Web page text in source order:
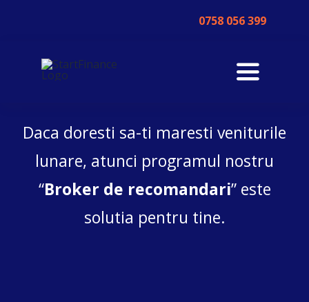
0758 056 399
Toggle
Despre Noi
Testimoniale
Credite
Daca doresti sa-ti maresti veniturile
lunare, atunci programul nostru
“Broker de recomandari” este
solutia pentru tine.